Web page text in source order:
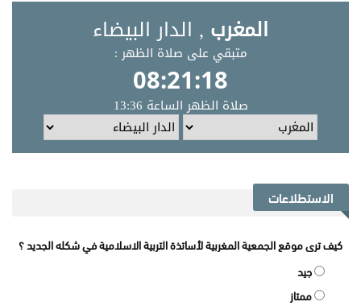
الاستطلاعات
كيف ترى موقع الجمعية المغربية لأساتذة التربية الاسلامية في شكله الجديد ؟
جيد
ممتاز